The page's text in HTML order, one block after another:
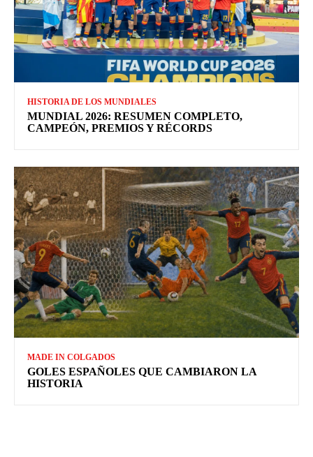
HISTORIA DE LOS MUNDIALES
MUNDIAL 2026: RESUMEN COMPLETO,
CAMPEÓN, PREMIOS Y RÉCORDS
MADE IN COLGADOS
GOLES ESPAÑOLES QUE CAMBIARON LA
HISTORIA